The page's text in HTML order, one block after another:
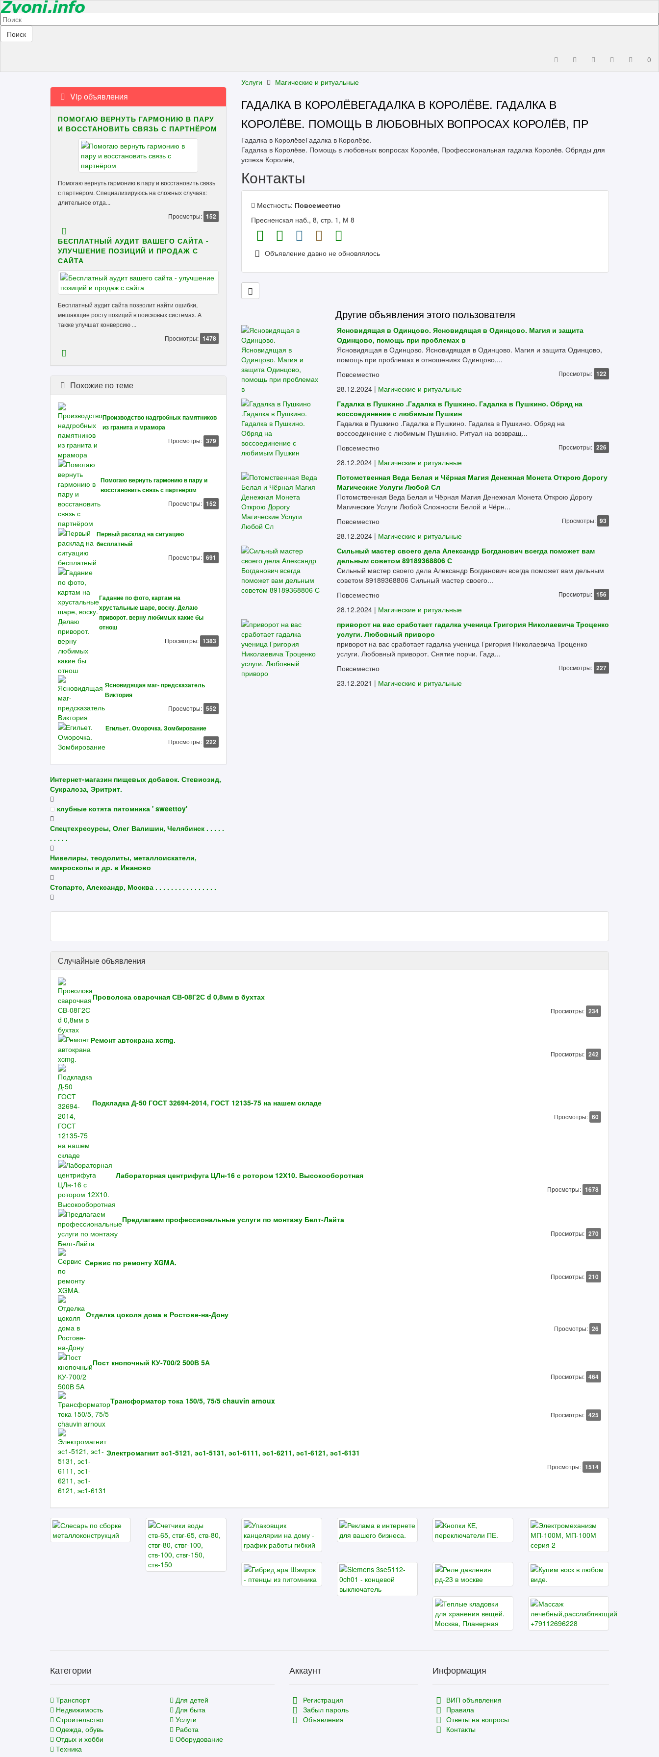
Поиск
0
Услуги Магические и ритуальные
ГАДАЛКА В КОРОЛЁВЕГАДАЛКА В КОРОЛЁВЕ. ГАДАЛКА В
КОРОЛЁВЕ. ПОМОЩЬ В ЛЮБОВНЫХ ВОПРОСАХ КОРОЛЁВ, ПР
Гадалка в КоролёвеГадалка в Королёве.
Гадалка в Королёве. Помощь в любовных вопросах Королёв, Профессиональная гадалка Королёв. Обряды для
успеха Королёв,
Контакты
Местность: Повсеместно
Пресненская наб., 8, стр. 1, М 8
Объявление давно не обновлялось
Другие объявления этого пользователя
Ясновидящая в Одинцово. Ясновидящая в Одинцово. Магия и защита
Одинцово, помощь при проблемах в
Ясновидящая в Одинцово. Ясновидящая в Одинцово. Магия и защита Одинцово,
помощь при проблемах в отношениях Одинцово,...
Повсеместно
Просмотры: 122
28.12.2024 | Магические и ритуальные
Гадалка в Пушкино .Гадалка в Пушкино. Гадалка в Пушкино. Обряд на
воссоединение с любимым Пушкин
Гадалка в Пушкино .Гадалка в Пушкино. Гадалка в Пушкино. Обряд на
воссоединение с любимым Пушкино. Ритуал на возвращ...
Повсеместно
Просмотры: 226
28.12.2024 | Магические и ритуальные
Потомственная Веда Белая и Чёрная Магия Денежная Монета Открою Дорогу
Магические Услуги Любой Сл
Потомственная Веда Белая и Чёрная Магия Денежная Монета Открою Дорогу
Магические Услуги Любой Сложности Белой и Чёрн...
Повсеместно
Просмотры: 93
28.12.2024 | Магические и ритуальные
Сильный мастер своего дела Александр Богданович всегда поможет вам
дельным советом 89189368806 С
Сильный мастер своего дела Александр Богданович всегда поможет вам дельным
советом 89189368806 Сильный мастер своего...
Повсеместно
Просмотры: 156
28.12.2024 | Магические и ритуальные
приворот на вас сработает гадалка ученица Григория Николаевича Троценко
услуги. Любовный приворо
приворот на вас сработает гадалка ученица Григория Николаевича Троценко
услуги. Любовный приворот. Снятие порчи. Гада...
Повсеместно
Просмотры: 227
23.12.2021 | Магические и ритуальные
Vip объявления
ПОМОГАЮ ВЕРНУТЬ ГАРМОНИЮ В ПАРУ
И ВОССТАНОВИТЬ СВЯЗЬ С ПАРТНЁРОМ
Помогаю вернуть гармонию в пару и восстановить связь
с партнёром. Специализируюсь на сложных случаях:
длительное отда...
Просмотры: 152
БЕСПЛАТНЫЙ АУДИТ ВАШЕГО САЙТА -
УЛУЧШЕНИЕ ПОЗИЦИЙ И ПРОДАЖ С
САЙТА
Бесплатный аудит сайта позволит найти ошибки,
мешающие росту позиций в поисковых системах. А
также улучшат конверсию ...
Просмотры: 1478
Похожие по теме
Производство надгробных памятников
из гранита и мрамора
Просмотры: 379
Помогаю вернуть гармонию в пару и
восстановить связь с партнёром
Просмотры: 152
Первый расклад на ситуацию
бесплатный
Просмотры: 691
Гадание по фото, картам на
хрустальные шаре, воску. Делаю
приворот. верну любимых какие бы
отнош
Просмотры: 1383
Ясновидящая маг- предсказатель
Виктория
Просмотры: 552
Егильет. Оморочка. Зомбирование
Просмотры: 222
Интернет-магазин пищевых добавок. Стевиозид,
Сукралоза, Эритрит.
клубные котята питомника ' sweettoy'
Спецтехресурсы, Олег Валишин, Челябинск . . . . .
. . . . .
Нивелиры, теодолиты, металлоискатели,
микроскопы и др. в Иваново
Стопартс, Александр, Москва . . . . . . . . . . . . . . . .
Случайные объявления
Проволока сварочная СВ-08Г2С d 0,8мм в бухтах
Просмотры: 234
Ремонт автокрана xcmg.
Просмотры: 242
Подкладка Д-50 ГОСТ 32694-2014, ГОСТ 12135-75 на нашем складе
Просмотры: 60
Лабораторная центрифуга ЦЛн-16 с ротором 12Х10. Высокооборотная
Просмотры: 1678
Предлагаем профессиональные услуги по монтажу Белт-Лайта
Просмотры: 270
Сервис по ремонту XGMA.
Просмотры: 210
Отделка цоколя дома в Ростове-на-Дону
Просмотры: 26
Пост кнопочный КУ-700/2 500В 5А
Просмотры: 464
Трансформатор тока 150/5, 75/5 chauvin arnoux
Просмотры: 425
Электромагнит эс1-5121, эс1-5131, эс1-6111, эс1-6211, эс1-6121, эс1-6131
Просмотры: 1514
Категории
Транспорт
Недвижимость
Строительство
Одежда, обувь
Отдых и хобби
Техника
Для детей
Для быта
Услуги
Работа
Оборудование
Аккаунт
Регистрация
Забыл пароль
Объявления
Информация
ВИП объявления
Правила
Ответы на вопросы
Контакты